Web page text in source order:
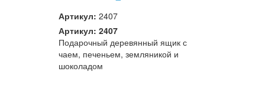
Артикул: 2407
Артикул: 2407
Подарочный деревянный ящик с
чаем, печеньем, земляникой и
шоколадом